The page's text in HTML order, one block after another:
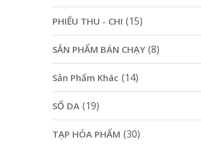
PHIẾU THU - CHI (15)
SẢN PHẨM BÁN CHẠY (8)
Sản Phẩm Khác (14)
SỔ DA (19)
TẠP HÓA PHẨM (30)